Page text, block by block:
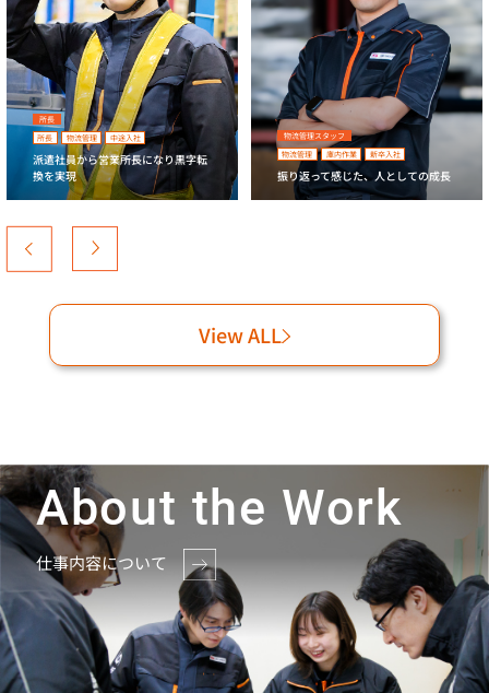
所長
所長
物流管理 中途入社
派遣社員から営業所長になり黒字転
換を実現
物流管理スタッフ
物流管理
庫内作業 新卒入社
振り返って感じた、人としての成長
View ALL
About the Work
仕事内容について